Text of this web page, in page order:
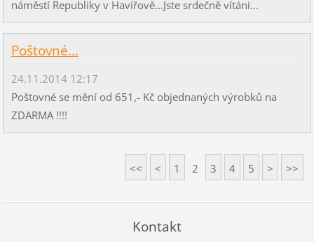
náměstí Republiky v Havířově...Jste srdečně vítáni...
Poštovné...
24.11.2014 12:17
Poštovné se mění od 651,- Kč objednaných výrobků na
ZDARMA !!!!
<< < 1 2 3 4 5 > >>
Kontakt